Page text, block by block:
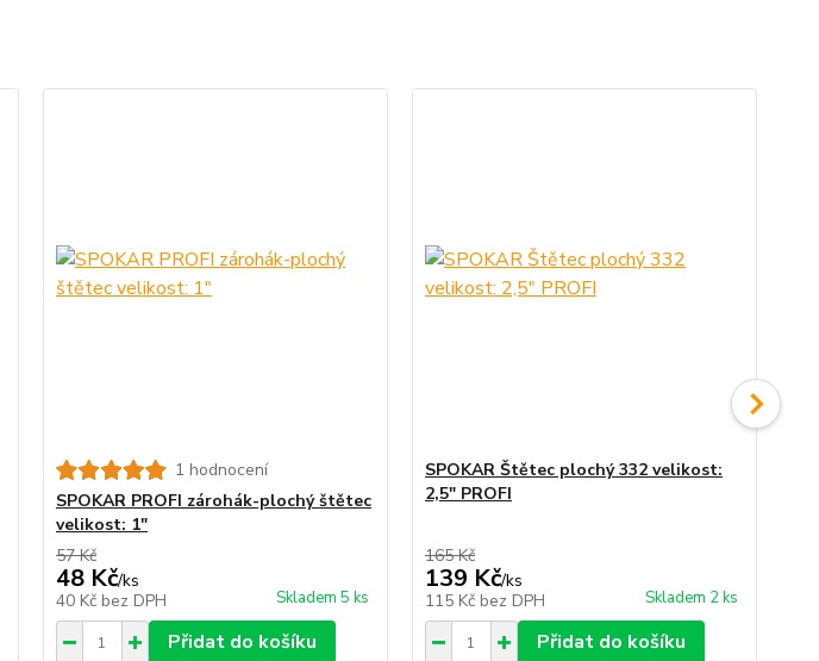
1 hodnocení
SPOKAR PROFI zárohák-plochý štětec
velikost: 1"
57 Kč
48 Kč/ks
40 Kč bez DPH Skladem 5 ks
Přidat do košíku
SPOKAR Štětec plochý 332 velikost:
2,5" PROFI
165 Kč
139 Kč/ks
115 Kč bez DPH Skladem 2 ks
Přidat do košíku